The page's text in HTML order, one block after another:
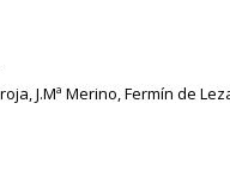
J.Mª Merino, Fermín de